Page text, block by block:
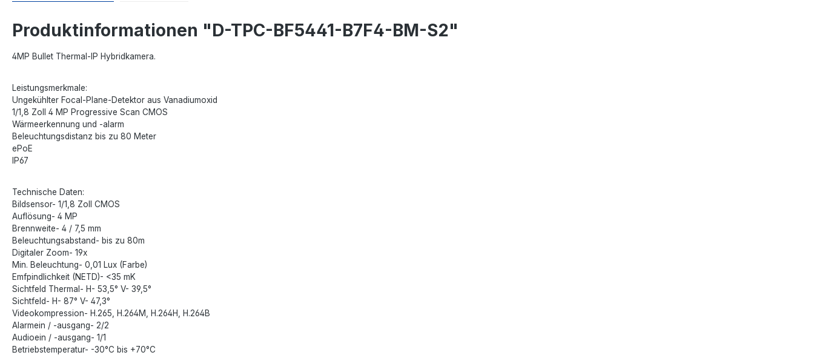
Produktinformationen "D-TPC-BF5441-B7F4-BM-S2"
4MP Bullet Thermal-IP Hybridkamera.
Leistungsmerkmale:
Ungekühlter Focal-Plane-Detektor aus Vanadiumoxid
1/1,8 Zoll 4 MP Progressive Scan CMOS
Wärmeerkennung und -alarm
Beleuchtungsdistanz bis zu 80 Meter
ePoE
IP67
Technische Daten:
Bildsensor- 1/1,8 Zoll CMOS
Auflösung- 4 MP
Brennweite- 4 / 7,5 mm
Beleuchtungsabstand- bis zu 80m
Digitaler Zoom- 19x
Min. Beleuchtung- 0,01 Lux (Farbe)
Emfpindlichkeit (NETD)- <35 mK
Sichtfeld Thermal- H- 53,5° V- 39,5°
Sichtfeld- H- 87° V- 47,3°
Videokompression- H.265, H.264M, H.264H, H.264B
Alarmein / -ausgang- 2/2
Audioein / -ausgang- 1/1
Betriebstemperatur- -30°C bis +70°C